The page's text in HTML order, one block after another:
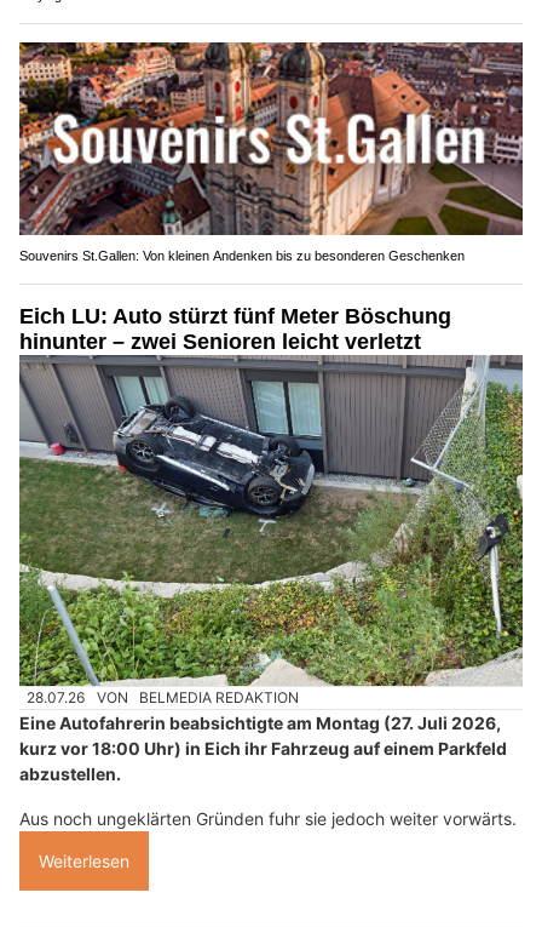
Souvenirs St.Gallen: Von kleinen Andenken bis zu besonderen Geschenken
Eich LU: Auto stürzt fünf Meter Böschung
hinunter – zwei Senioren leicht verletzt
28.07.26 VON BELMEDIA REDAKTION
Eine Autofahrerin beabsichtigte am Montag (27. Juli 2026,
kurz vor 18:00 Uhr) in Eich ihr Fahrzeug auf einem Parkfeld
abzustellen.
Aus noch ungeklärten Gründen fuhr sie jedoch weiter vorwärts.
Weiterlesen